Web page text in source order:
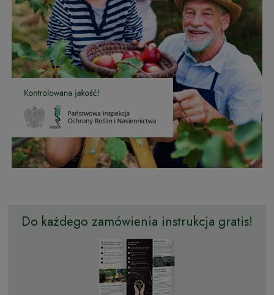
Do każdego zamówienia instrukcja gratis!